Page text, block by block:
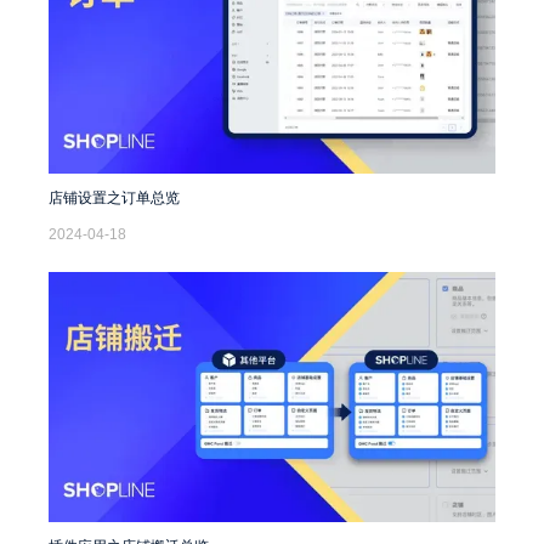
店铺设置之订单总览
2024-04-18